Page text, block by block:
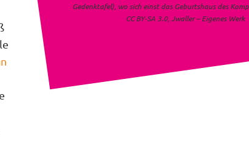
Gedenktafel), wo sich einst das Geburtshaus des
CC BY-SA 3.0, Jwaller – Eigenes Werk